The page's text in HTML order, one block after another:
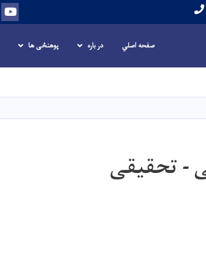
content
صفحه اصلي در باره پوهنځی ها
- تحقیقی